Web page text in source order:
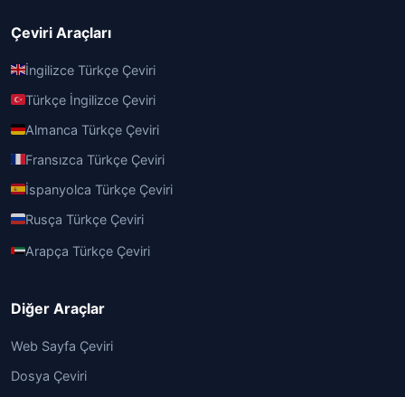
Çeviri Araçları
İngilizce Türkçe Çeviri
Türkçe İngilizce Çeviri
Almanca Türkçe Çeviri
Fransızca Türkçe Çeviri
İspanyolca Türkçe Çeviri
Rusça Türkçe Çeviri
Arapça Türkçe Çeviri
Diğer Araçlar
Web Sayfa Çeviri
Dosya Çeviri